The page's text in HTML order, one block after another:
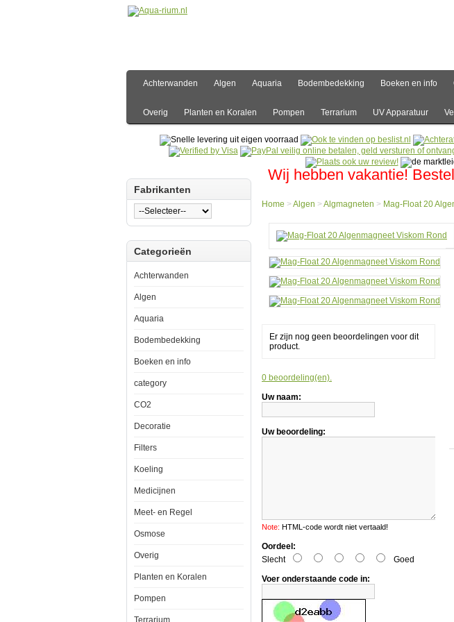
Achterwanden Algen Aquaria Bodembedekking Boeken en info
Overig Planten en Koralen Pompen Terrarium UV Apparatuur
Wij hebben vakantie!
Fabrikanten
Categorieën
Achterwanden
Algen
Aquaria
Bodembedekking
Boeken en info
category
CO2
Decoratie
Filters
Koeling
Medicijnen
Meet- en Regel
Osmose
Overig
Planten en Koralen
Pompen
Terrarium
Algen
Algmagneten
Mag-
Float
20
Algenmagneet
Viskom
Mag-
20
Viskom
drijvende
aquarium
reiniger
verwijdert
algen
je
zonder
natte
handen
Home > Algen > Algmagneten > Mag-Float 20
Er zijn nog geen beoordelingen voor dit
product.
0 beoordeling(en).
Uw naam:
Uw beoordeling:
Note: HTML-code wordt niet vertaald!
Oordeel:
Slecht
Goed
Voer onderstaande code in: